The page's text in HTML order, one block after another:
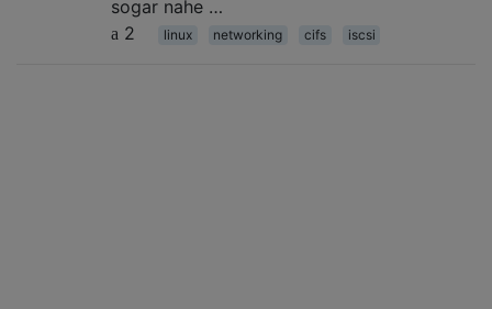
sogar nahe …
2
linux networking cifs iscsi